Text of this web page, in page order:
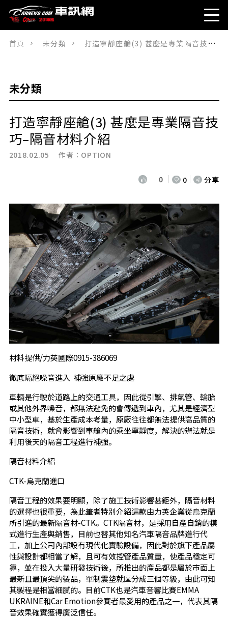
首頁 未分類 打造寧靜座艙(3) 甚麼是專業隔音技巧–隔音材料介紹
未分類
打造寧靜座艙(3) 甚麼是專業隔音技
巧–隔音材料介紹
2018.02.05 作者： OPTION
0 0 分享
材料提供/力英國際0915-386069
徹底隔絕噪音進入 補強原廠不足之處
車輛是行駛於道路上的交通工具，因此從引擎、排氣管、輪胎
或其他外界噪音，都無法避免的會傳遞到車內，尤其是經濟型
中小型車，基於生產成本考量，原廠往往都無法提供高品質的
隔音技術，就會影響到車艙內的乘坐寧靜度，解決的辦法就是
利用後天的隔音工程進行補強。
隔音材料介紹
CTK-烏克蘭進口
隔音工程的效果要明顯，除了施工技術影響甚鉅外，隔音材料
的選擇也很重要，為此筆者特別介紹這款由力英企業從烏克蘭
所引進的最新隔音材-CTK。CTK隔音材，是採用自產自銷的模
式進行生產與銷售，目前也替其他知名汽車隔音品牌進行代
工，加上公司內部設有現代化實驗設備，因此對於旗下產品屬
性與設計都相當了解，且可有效控管產品質量，使產品穩定可
靠，並在投入大量研發技術後，所推出的產品都是屬於市面上
最新且最頂尖的製品，單制震墊就區分成三個等級，由此可知
其製程是相當細膩的。目前CTK也是汽車音響比賽EMMA
UKRAINE和Car Emotion參賽者最愛用的產品之一，代表其隔
音效果確實獲得廣泛信任。